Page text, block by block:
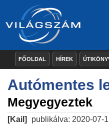
FŐOLDAL HÍREK
Autómentes
Megyegyeztek
[Kail] publikálva: 2020-07-